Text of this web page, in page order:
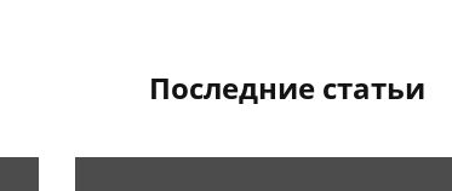
Последние статьи